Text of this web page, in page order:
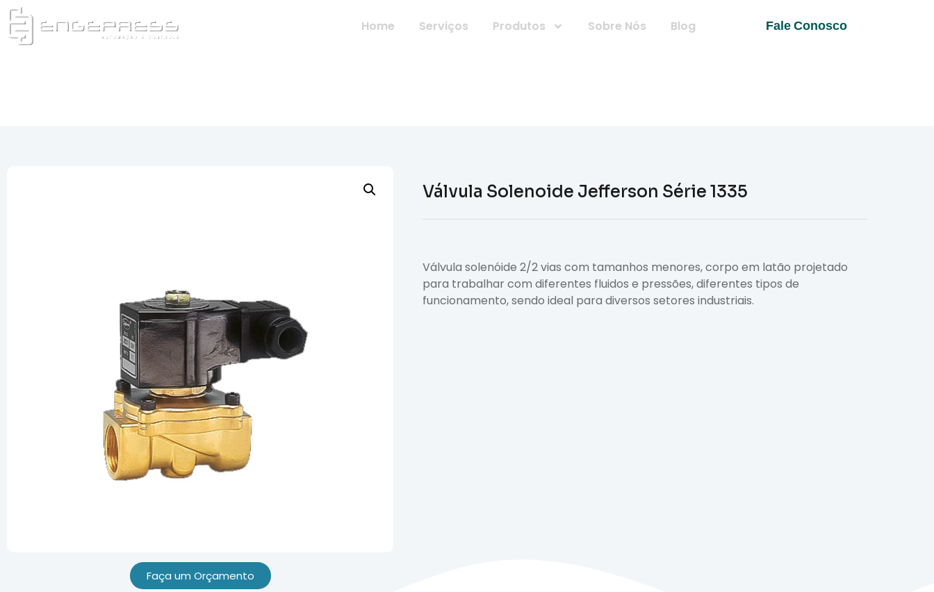
Home Serviços Produtos Sobre Nós Blog Fale Conosco
Faça um Orçamento
Válvula Solenoide Jefferson Série 1335
Válvula solenóide 2/2 vias com tamanhos menores, corpo em latão projetado
para trabalhar com diferentes fluidos e pressões, diferentes tipos de
funcionamento, sendo ideal para diversos setores industriais.